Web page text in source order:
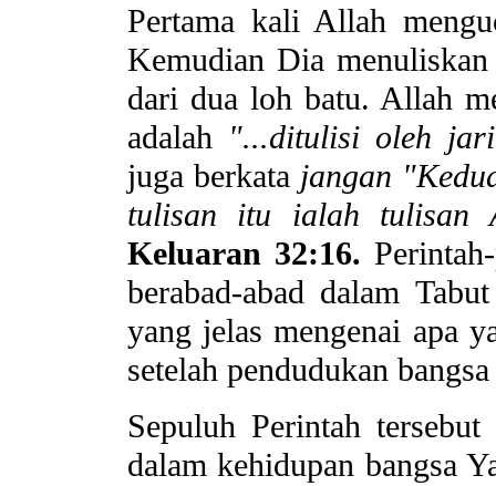
Pertama kali Allah
Kemudian Dia
dari dua loh batu. Allah
adalah "...ditulisi oleh
juga berkata jangan
tulisan itu ialah tulisan
Keluaran 32:16.
berabad-abad dalam
yang jelas mengenai apa
setelah pendudukan
Sepuluh Perintah
dalam kehidupan bangsa